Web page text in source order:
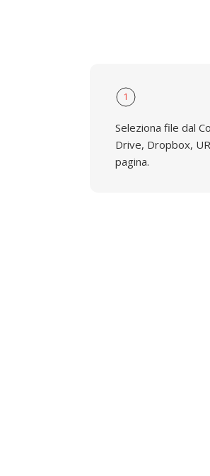
1
Seleziona file dal
Drive, Dropbox,
pagina.